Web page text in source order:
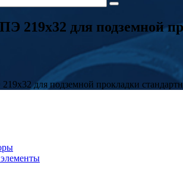
219x32 для подземной
для подземной прокладки